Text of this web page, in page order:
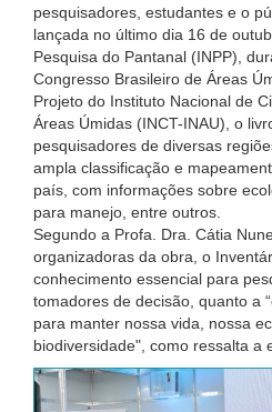
pesquisadores, estudantes e o
lançada no último dia 16 de
Pesquisa do Pantanal (INPP),
Congresso Brasileiro de Áreas
Projeto do Instituto Nacional de
Áreas Úmidas (INCT-INAU), o
pesquisadores de diversas
ampla classificação e
país, com informações sobre
para manejo, entre outros.
Segundo a Profa. Dra. Cátia
organizadoras da obra, o
conhecimento essencial para
tomadores de decisão, quanto a
para manter nossa vida, nossa
biodiversidade", como ressalta a